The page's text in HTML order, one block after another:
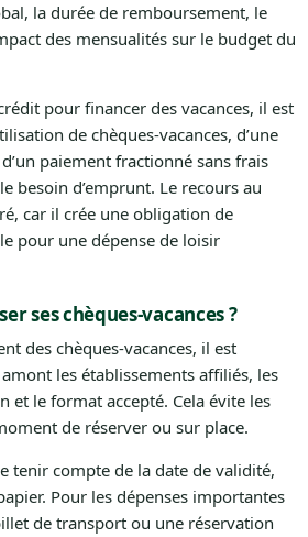
la durée de remboursement, le
des mensualités sur le budget du
pour financer des vacances, il est
de chèques-vacances, d’une
paiement fractionné sans frais
besoin d’emprunt. Le recours au
car il crée une obligation de
pour une dépense de loisir
ses chèques-vacances ?
des chèques-vacances, il est
les établissements affiliés, les
et le format accepté. Cela évite les
de réserver ou sur place.
tenir compte de la date de validité,
Pour les dépenses importantes
de transport ou une réservation